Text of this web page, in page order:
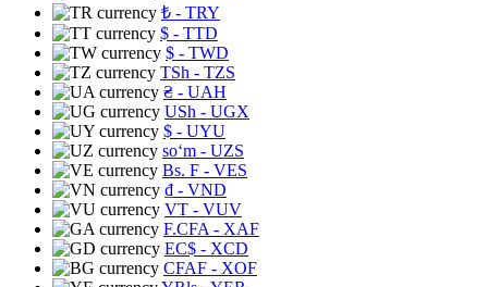
₺ - TRY
$ - TTD
$ - TWD
TSh - TZS
₴ - UAH
USh - UGX
$ - UYU
soʻm - UZS
Bs. F - VES
₫ - VND
VT - VUV
F.CFA - XAF
EC$ - XCD
CFAF - XOF